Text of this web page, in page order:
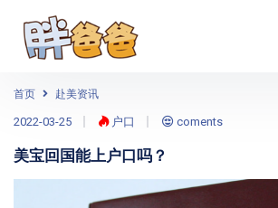
首页 赴美资讯
2022-03-25 户口 coments
美宝回国能上户口吗？